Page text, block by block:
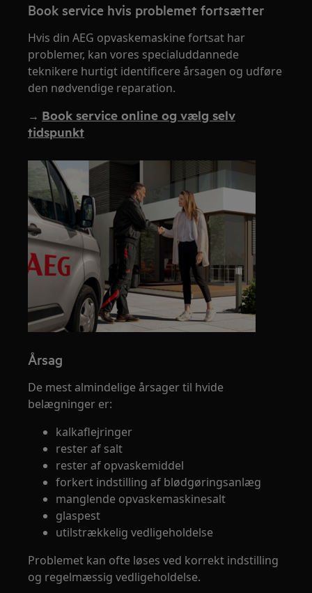
Book service hvis problemet fortsætter
Hvis din AEG opvaskemaskine fortsat har
problemer, kan vores specialuddannede
teknikere hurtigt identificere årsagen og udføre
den nødvendige reparation.
→ Book service online og vælg selv
tidspunkt
Årsag
De mest almindelige årsager til hvide
belægninger er:
kalkaflejringer
rester af salt
rester af opvaskemiddel
forkert indstilling af blødgøringsanlæg
manglende opvaskemaskinesalt
glaspest
utilstrækkelig vedligeholdelse
Problemet kan ofte løses ved korrekt indstilling
og regelmæssig vedligeholdelse.